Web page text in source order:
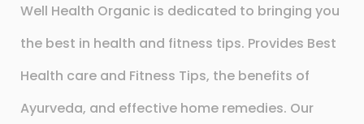
Well Health Organic is dedicated to bringing you
the best in health and fitness tips. Provides Best
Health care and Fitness Tips, the benefits of
Ayurveda, and effective home remedies. Our